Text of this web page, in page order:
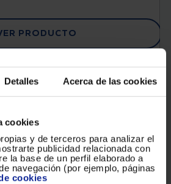
Detalles Acerca de las cookies
cookies
y de terceros para analizar el
publicidad relacionada con
la base de un perfil elaborado a
navegación (por ejemplo, páginas
cookies
PRODUCTO